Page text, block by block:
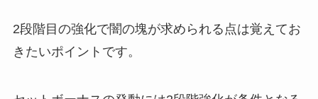
2段階目の強化で闇の塊が求められる点は覚えてお
きたいポイントです。